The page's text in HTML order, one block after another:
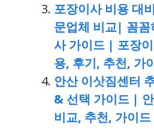
포장이사 비용 대
문업체 비교| 꼼꼼
사 가이드 | 포장
용, 후기, 추천, 가
안산 이삿짐센터
& 선택 가이드 |
비교, 추천, 가이드